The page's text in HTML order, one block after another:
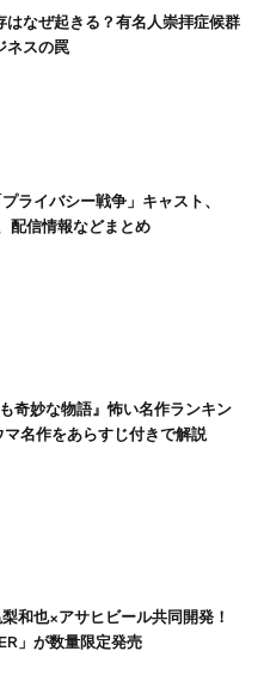
ネスの罠
配信情報などまとめ
名作をあらすじ付きで解説
」が数量限定発売